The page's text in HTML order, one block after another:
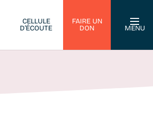
CELLULE
D’ÉCOUTE
FAIRE UN
DON
MENU